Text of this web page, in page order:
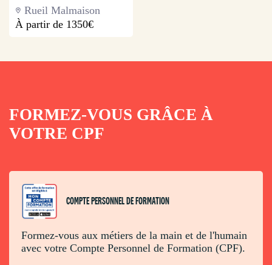
Rueil Malmaison
À partir de 1350€
FORMEZ-VOUS GRÂCE À
VOTRE CPF
COMPTE PERSONNEL DE FORMATION
Formez-vous aux métiers de la main et de l'humain
avec votre Compte Personnel de Formation (CPF).